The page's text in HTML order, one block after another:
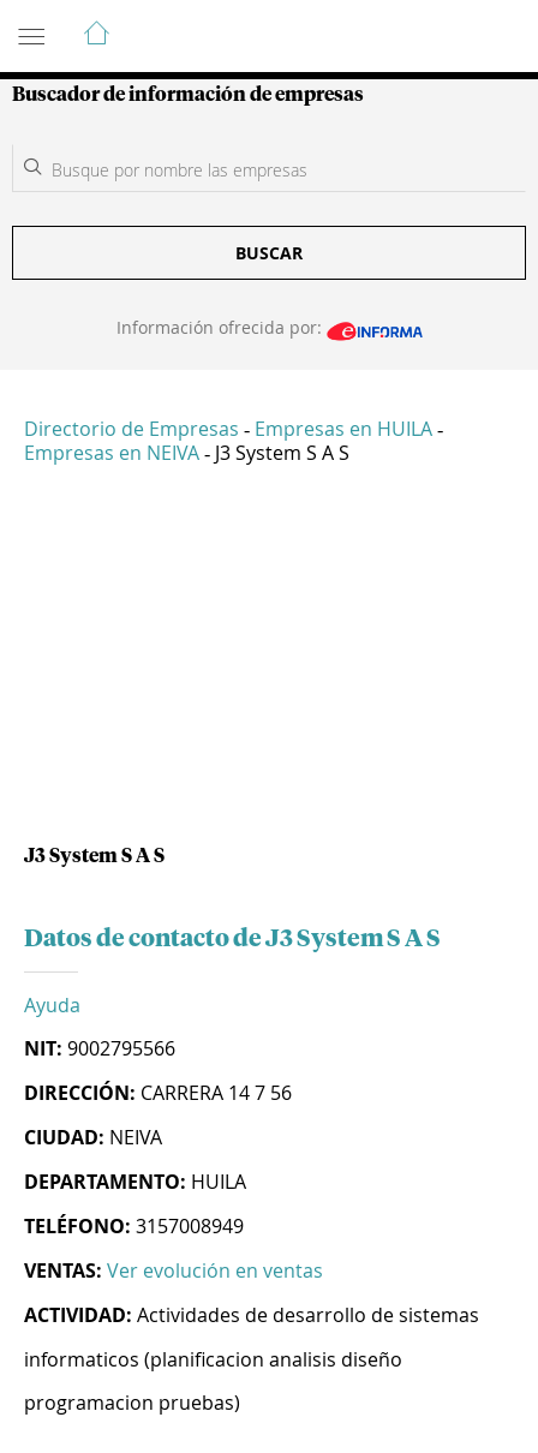
Guía de Empresas Colombianas
Buscador de información de empresas
BUSCAR
Información ofrecida por:
Directorio de Empresas - Empresas en HUILA -
Empresas en NEIVA - J3 System S A S
J3 System S A S
Datos de contacto de J3 System S A S
Ayuda
NIT: 9002795566
DIRECCIÓN: CARRERA 14 7 56
CIUDAD: NEIVA
DEPARTAMENTO: HUILA
TELÉFONO: 3157008949
VENTAS: Ver evolución en ventas
ACTIVIDAD: Actividades de desarrollo de sistemas
informaticos (planificacion analisis diseño
programacion pruebas)